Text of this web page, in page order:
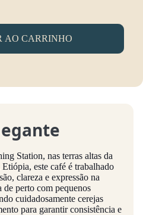
AO CARRINHO
Station, nas terras altas da
este café é trabalhado
clareza e expressão na
de perto com pequenos
cuidadosamente cerejas
para garantir consistência e